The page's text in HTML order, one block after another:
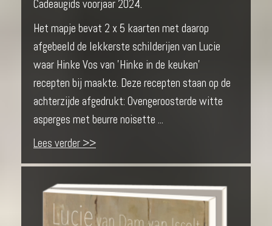
Cadeaugids voorjaar 2024.
Het mapje bevat 2 x 5 kaarten met daarop
afgebeeld de lekkerste schilderijen van Lucie
waar Hinke Vos van 'Hinke in de keuken'
recepten bij maakte. Deze recepten staan op de
achterzijde afgedrukt: Ovengeroosterde witte
asperges met beurre noisette ...
Lees verder >>